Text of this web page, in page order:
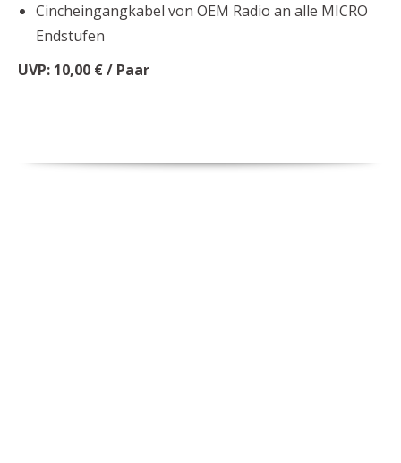
Cincheingangkabel von OEM Radio an alle MICRO
Endstufen
UVP: 10,00 € / Paar